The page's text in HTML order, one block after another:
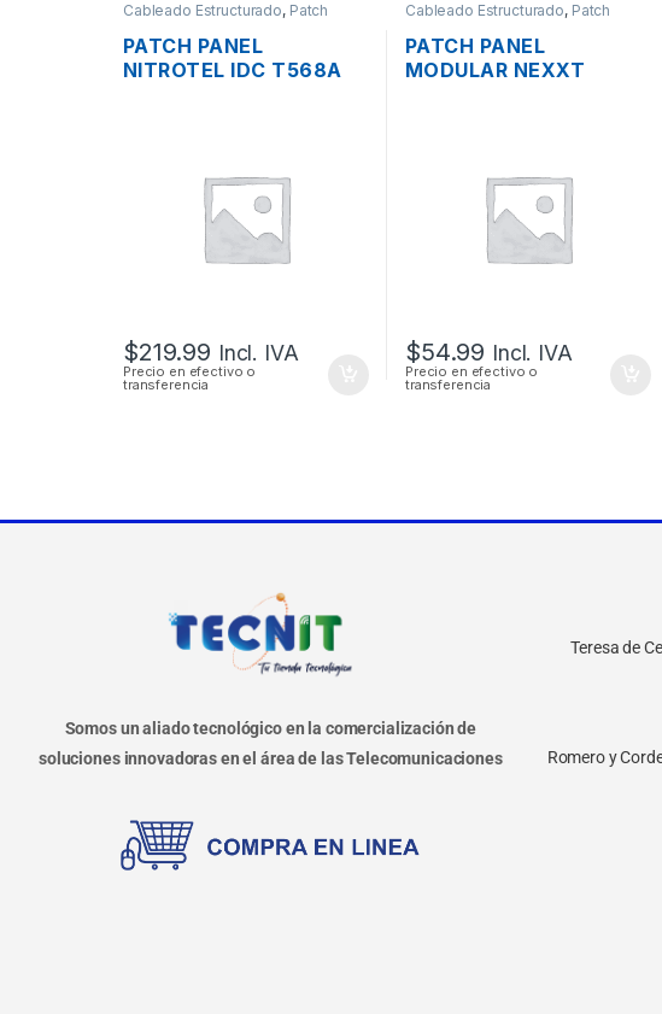
Cableado Estructurado, Patch
PATCH PANEL
NITROTEL IDC T568A
$219.99 Incl. IVA
Precio en efectivo o
transferencia
Cableado Estructurado, Patch
PATCH PANEL
MODULAR NEXXT
$54.99 Incl. IVA
Precio en efectivo o
transferencia
Somos un aliado tecnológico en la comercialización de
soluciones innovadoras en el área de las Telecomunicaciones
Teresa de
Romero y